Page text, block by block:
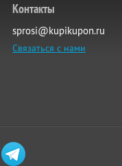
Контакты
sprosi@kupikupon.ru
Связаться с нами